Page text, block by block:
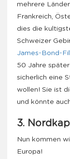
mehrere
Frankreich,
dies die
Schweizer
James-Bond-
50 Jahre
sicherlich eine
wollen! Sie ist
und könnte
3.
Nun kommen
Europa!